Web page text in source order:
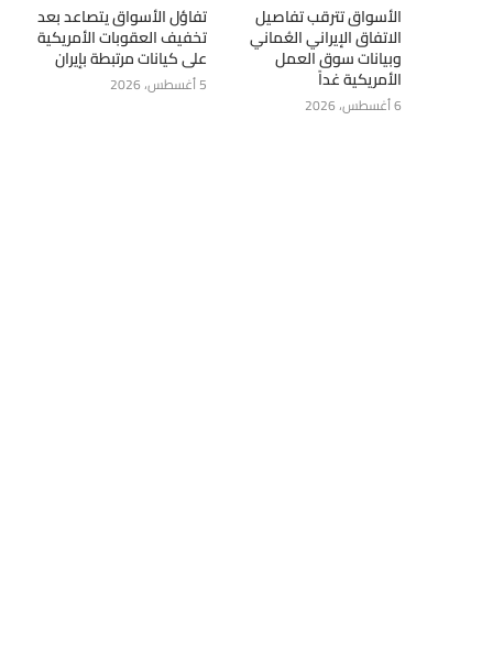
الأسواق تترقب تفاصيل
الاتفاق الإيراني العُماني
وبيانات سوق العمل
الأمريكية غداً
6 أغسطس، 2026
تفاؤل الأسواق يتصاعد بعد
تخفيف العقوبات الأمريكية
على كيانات مرتبطة بإيران
5 أغسطس، 2026